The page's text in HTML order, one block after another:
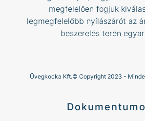
megfelelően fogjuk
legmegfelelőbb nyílászárót az
beszerelés terén
Üvegkocka Kft.© Copyright 2023 -